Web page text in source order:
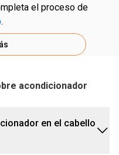
el proceso de
.
acondicionador
en el cabello